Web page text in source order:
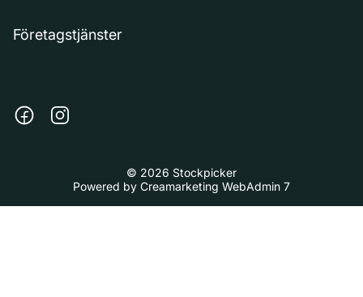
Företagstjänster
© 2026 Stockpicker
Powered by Creamarketing WebAdmin 7